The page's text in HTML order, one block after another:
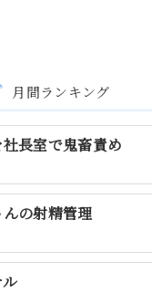
月間ランキング
長室で鬼畜責め
の射精管理